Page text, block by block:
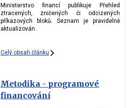
Ministerstvo financí publikuje Přehled
ztracených, zničených či odcizených
příkazových bloků. Seznam je pravidelně
aktualizován.
Celý obsah článku
Metodika - programové
financování